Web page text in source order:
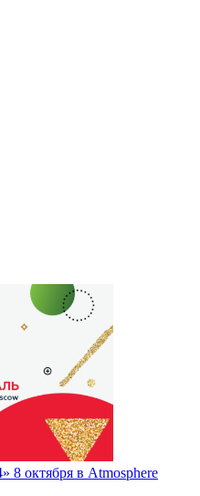
октября в Atmosphere